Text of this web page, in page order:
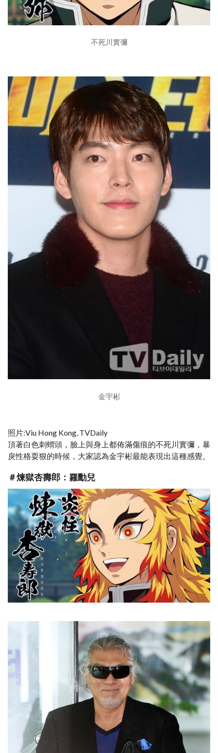
不死川實彌
金宇彬
照片:Viu Hong Kong, TVDaily
頂著白色刺蝟頭，臉上與身上都佈滿傷痕的不死川實彌，暴
戾性格耍狠的時候，大家認為金宇彬最能表現出這種感覺。
＃煉獄杏壽郎：羅勳兒